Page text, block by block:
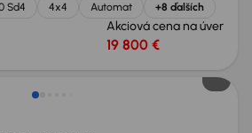
Sd4 4x4 Automat +8 ďalších
Akciová cena na úver
19 800 €